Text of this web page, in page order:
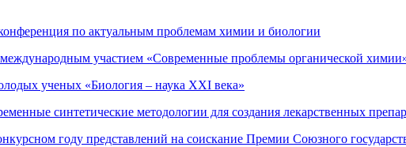
по актуальным проблемам химии и биологии
международным участием «Современные проблемы органической
ученых «Биология – наука XXI века»
синтетические методологии для создания лекарственных
году представлений на соискание Премии Союзного